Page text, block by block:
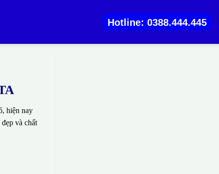
Hotline: 0388.444.445
hiện nay
và chất